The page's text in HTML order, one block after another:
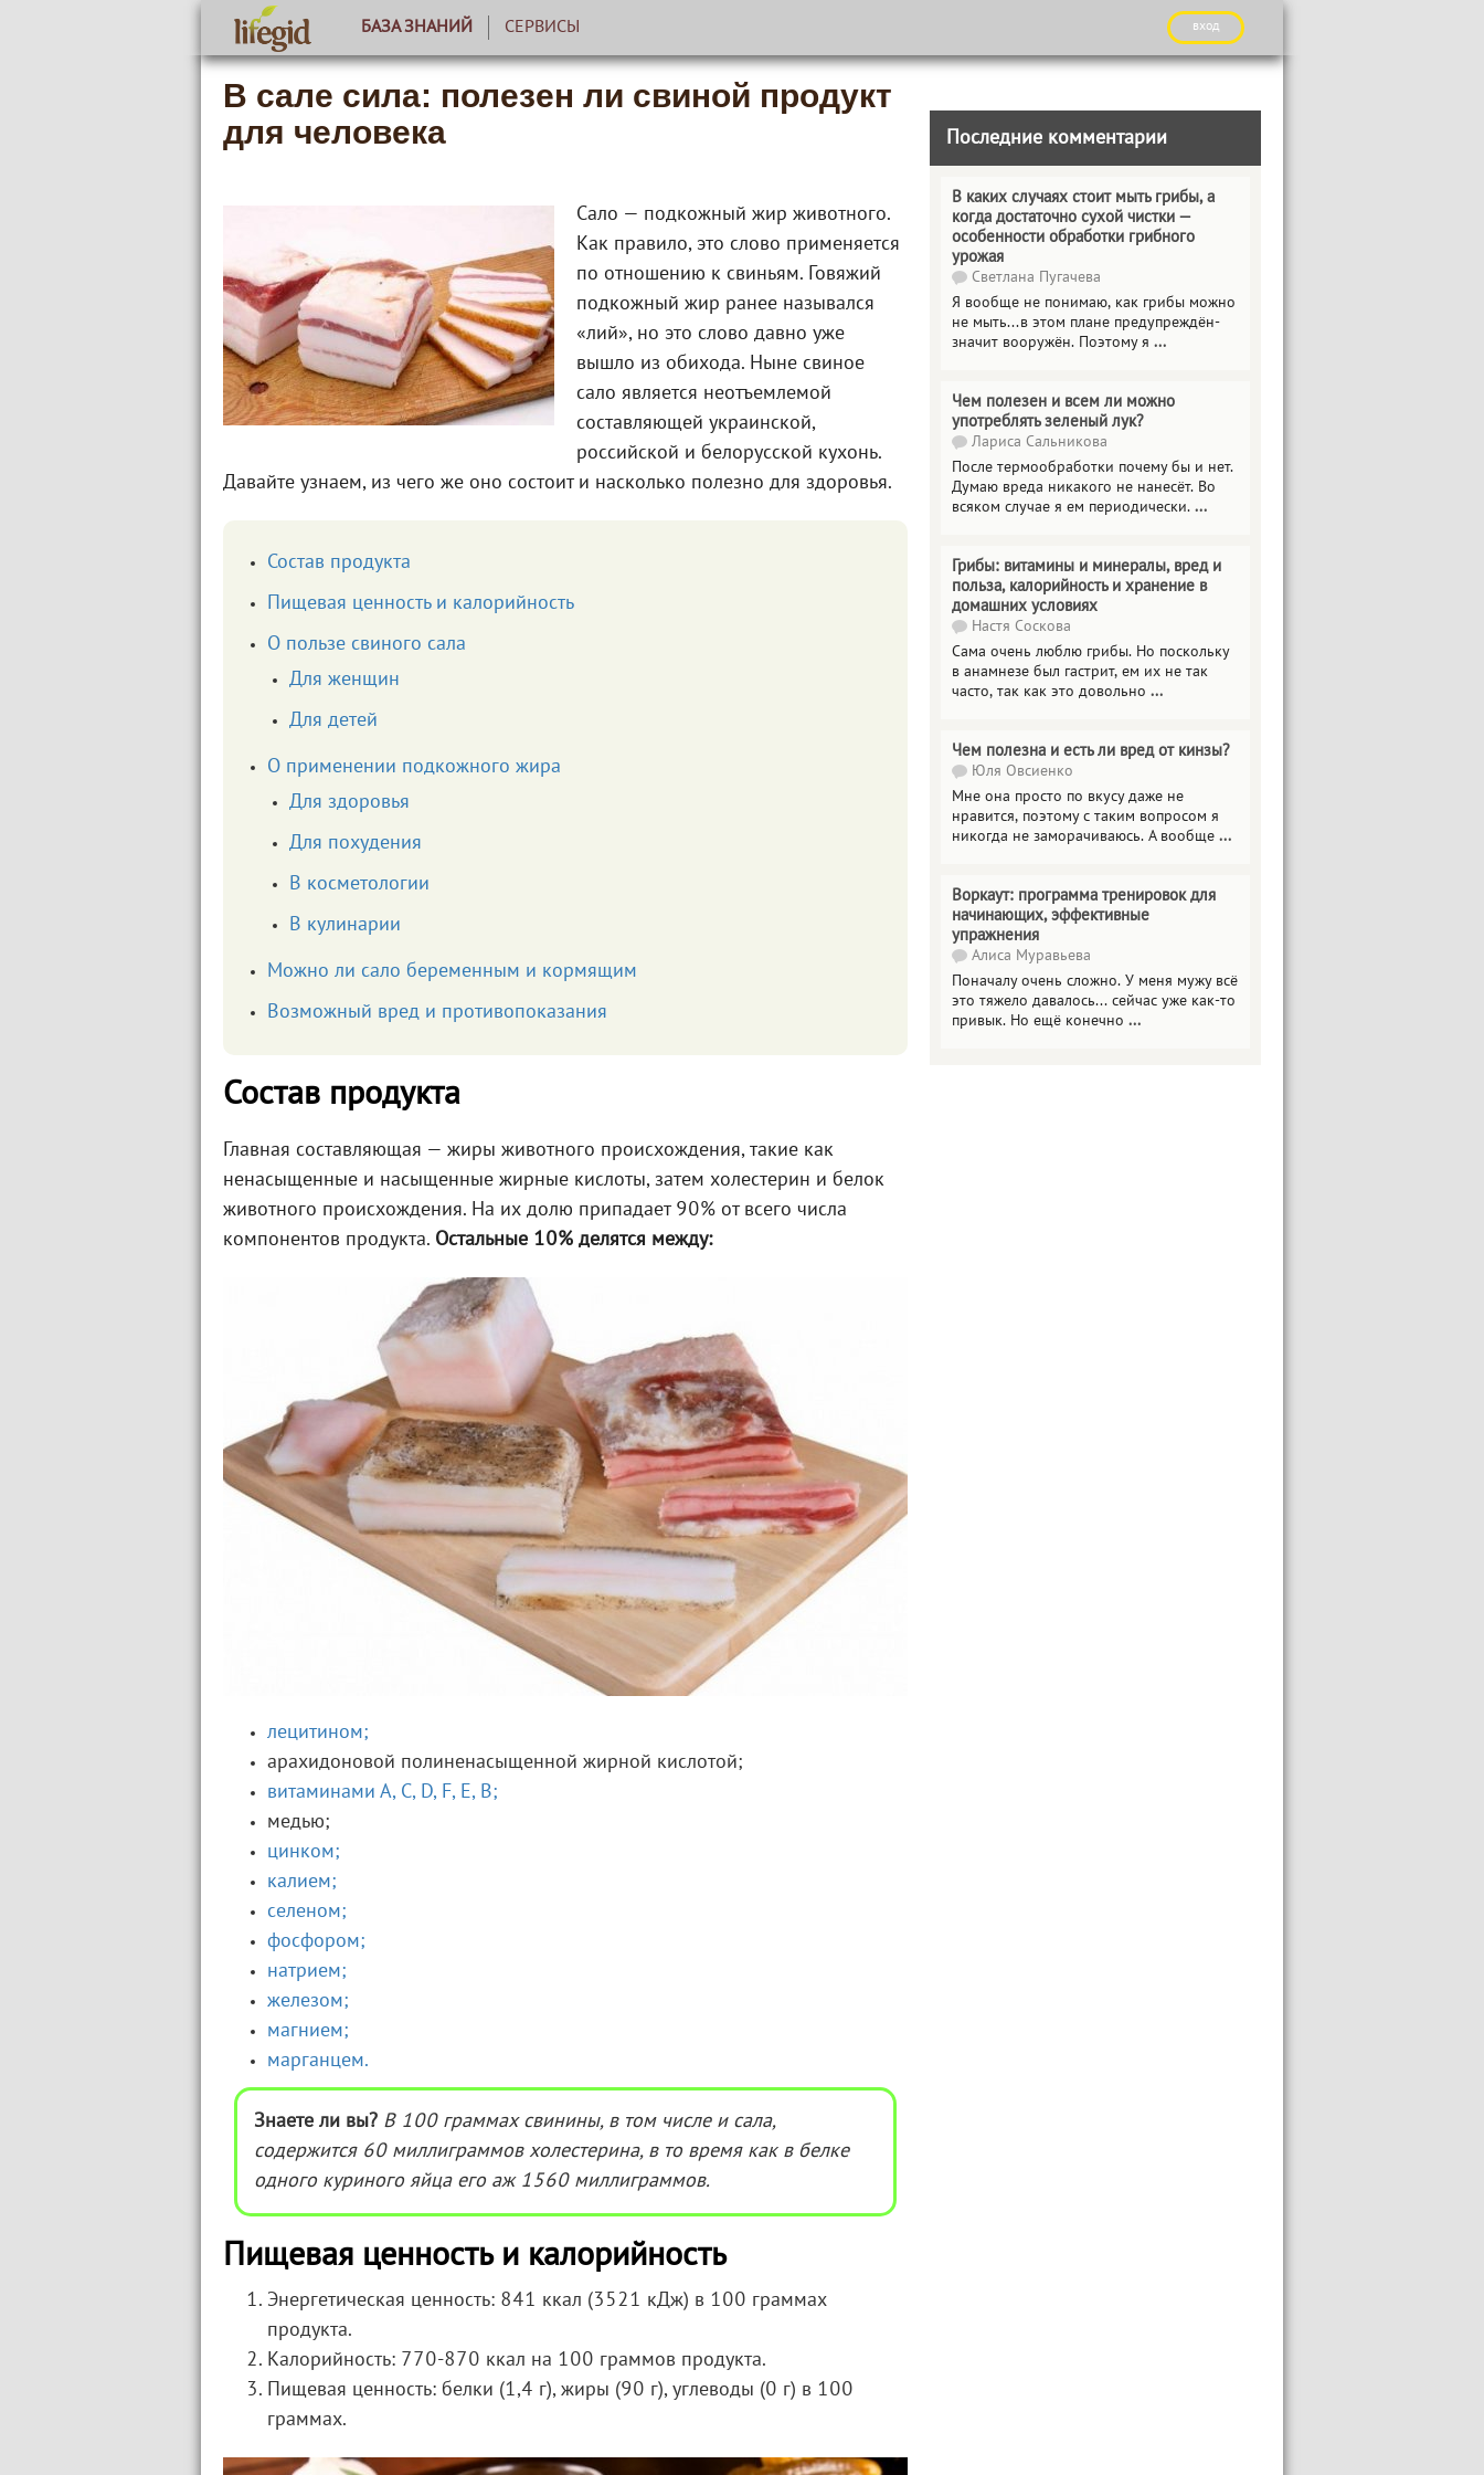
БАЗА ЗНАНИЙ СЕРВИСЫ вход
В сале сила: полезен ли свиной продукт
для человека
Сало — подкожный жир животного.
Как правило, это слово применяется
по отношению к свиньям. Говяжий
подкожный жир ранее назывался
«лий», но это слово давно уже
вышло из обихода. Ныне свиное
сало является неотъемлемой
составляющей украинской,
российской и белорусской кухонь.
Давайте узнаем, из чего же оно состоит и насколько полезно для здоровья.
Состав продукта
Пищевая ценность и калорийность
О пользе свиного сала
Для женщин
Для детей
О применении подкожного жира
Для здоровья
Для похудения
В косметологии
В кулинарии
Можно ли сало беременным и кормящим
Возможный вред и противопоказания
Состав продукта
Главная составляющая — жиры животного происхождения, такие как
ненасыщенные и насыщенные жирные кислоты, затем холестерин и белок
животного происхождения. На их долю припадает 90% от всего числа
компонентов продукта. Остальные 10% делятся между:
лецитином;
арахидоновой полиненасыщенной жирной кислотой;
витаминами А, С, D, F, Е, В;
медью;
цинком;
калием;
селеном;
фосфором;
натрием;
железом;
магнием;
марганцем.
Знаете ли вы? В 100 граммах свинины, в том числе и сала,
содержится 60 миллиграммов холестерина, в то время как в белке
одного куриного яйца его аж 1560 миллиграммов.
Пищевая ценность и калорийность
Энергетическая ценность: 841 ккал (3521 кДж) в 100 граммах
продукта.
Калорийность: 770-870 ккал на 100 граммов продукта.
Пищевая ценность: белки (1,4 г), жиры (90 г), углеводы (0 г) в 100
граммах.
Последние комментарии
В каких случаях стоит мыть грибы, а
когда достаточно сухой чистки —
особенности обработки грибного
урожая
Светлана Пугачева
Я вообще не понимаю, как грибы можно
не мыть...в этом плане предупреждён-
значит вооружён. Поэтому я ...
Чем полезен и всем ли можно
употреблять зеленый лук?
Лариса Сальникова
После термообработки почему бы и нет.
Думаю вреда никакого не нанесёт. Во
всяком случае я ем периодически. ...
Грибы: витамины и минералы, вред и
польза, калорийность и хранение в
домашних условиях
Настя Соскова
Сама очень люблю грибы. Но поскольку
в анамнезе был гастрит, ем их не так
часто, так как это довольно ...
Чем полезна и есть ли вред от кинзы?
Юля Овсиенко
Мне она просто по вкусу даже не
нравится, поэтому с таким вопросом я
никогда не заморачиваюсь. А вообще ...
Воркаут: программа тренировок для
начинающих, эффективные
упражнения
Алиса Муравьева
Поначалу очень сложно. У меня мужу всё
это тяжело давалось... сейчас уже как-то
привык. Но ещё конечно ...